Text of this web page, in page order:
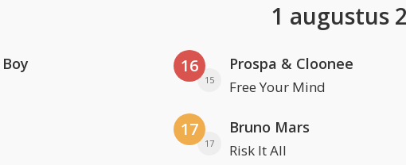
1 augustus
16
15
Prospa & Cloonee
Free Your Mind
17
17
Bruno Mars
Risk It All